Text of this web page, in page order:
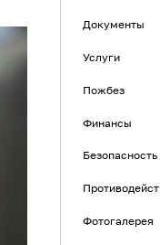
Документы
Услуги
Пожбез
Финансы
Безопасность
Фотогалерея